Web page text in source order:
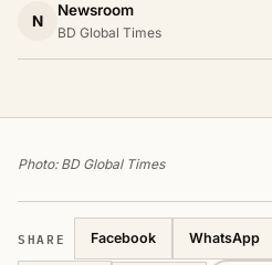
N
Newsroom
BD Global Times
Photo: BD Global Times
SHARE Facebook WhatsApp